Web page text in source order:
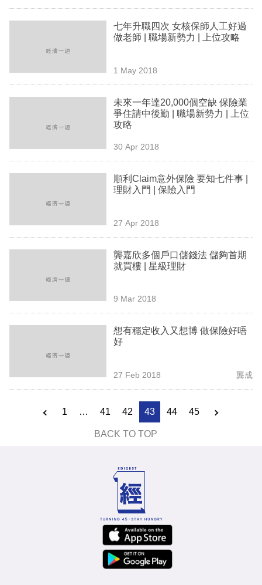
欄
區
七年升職四次 女核保師人工好過
做老師 | 職場新勢力 | 上位攻略
1 May 2018
未來一年達20,000個空缺 保險業
爭住請中後勤 | 職場新勢力 | 上位
攻略
30 Apr 2018
順利Claim意外保險 要知七件事 |
理財入門 | 保險入門
27 Apr 2018
龔嘉欣多個戶口儲錢法 儲夠首期
就買樓 | 星級理財
9 Mar 2018
想有穩定收入又想博 做保險好唔
好
27 Feb 2018 龔成
1 … 41 42 43 44 45
BACK TO TOP